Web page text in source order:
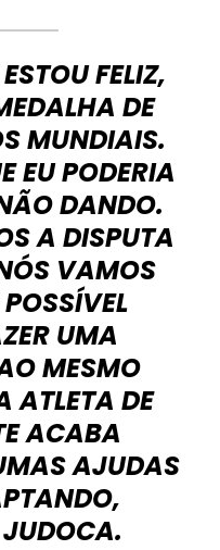
FELIZ,
DE
MUNDIAIS.
EU PODERIA
DANDO.
A DISPUTA
VAMOS
UMA
MESMO
ATLETA DE
ACABA
AJUDAS